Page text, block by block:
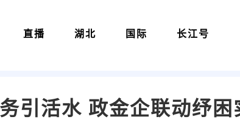
直播 湖北 国际 长江号
引活水 政金企联动纾困